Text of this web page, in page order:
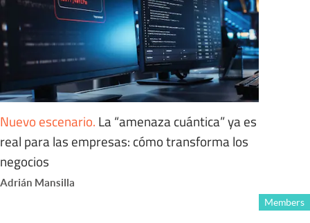
Nuevo escenario. La “amenaza cuántica” ya es
real para las empresas: cómo transforma los
negocios
Adrián Mansilla
Members